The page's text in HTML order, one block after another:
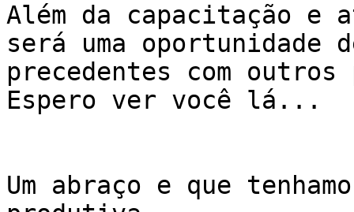
Além da capacitação
será uma oportunidade
precedentes com
Espero ver você lá...
Um abraço e que